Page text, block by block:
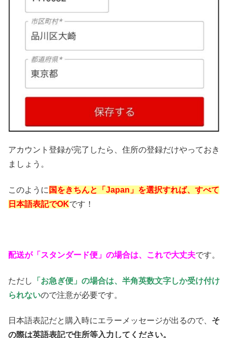
アカウント登録が完了したら、住所の登録だけやっておき
ましょう。
このように 国をきちんと「Japan」を選択すれば、すべて
日本語表記でOKです！
配送が「スタンダード便」の場合は、これで大丈夫です。
ただし
「お急ぎ便」の場合は、半角英数文字しか受け付け
られないので注意が必要です。
日本語表記だと購入時にエラーメッセージが出るので、 そ
の際は英語表記で住所等入力してください。